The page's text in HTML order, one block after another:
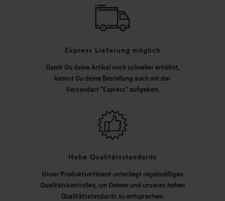
Express Lieferung möglich
Damit Du deine Artikel noch schneller erhältst,
kannst Du deine Bestellung auch mit der
Versandart "Express" aufgeben.
Hohe Qualitätsstandards
Unser Produktsortiment unterliegt regelmäßigen
Qualitätskontrollen, um Deinen und unseren hohen
Qualitätsstandards zu entsprechen.